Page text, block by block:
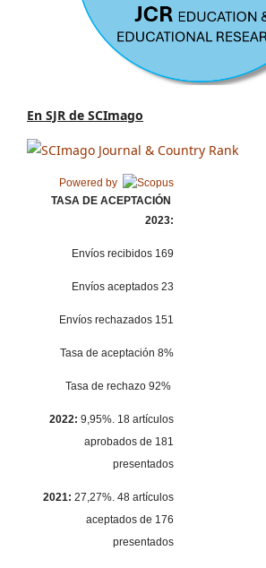
En SJR de SCImago
Powered by
TASA DE ACEPTACIÓN
2023:
Envíos recibidos 169
Envíos aceptados 23
Envíos rechazados 151
Tasa de aceptación 8%
Tasa de rechazo 92%
2022: 9,95%. 18 artículos
aprobados de 181
presentados
2021: 27,27%. 48 artículos
aceptados de 176
presentados